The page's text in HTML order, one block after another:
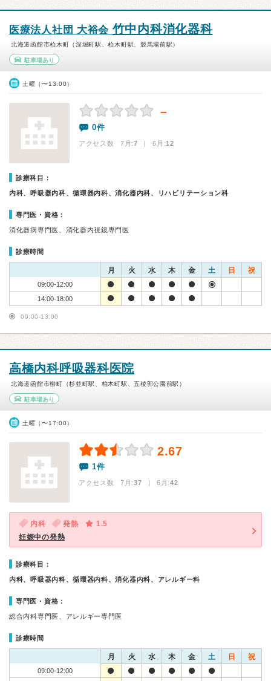
医療法人社団 大裕会 竹中内科消化器科
北海道函館市柏木町（深堀町駅、柏木町駅、競馬場前駅）
駐車場あり
土曜（〜13:00）
－
0件
アクセス数 7月:7 | 6月:12
診療科目：
内科、呼吸器内科、循環器内科、消化器内科、リハビリテーション科
専門医・資格：
消化器病専門医、消化器内視鏡専門医
診療時間
月 火 水 木 金 土 日 祝
09:00-12:00
14:00-18:00
09:00-13:00
高橋内科呼吸器科医院
北海道函館市柳町（杉並町駅、柏木町駅、五稜郭公園前駅）
駐車場あり
土曜（〜17:00）
2.67
1件
アクセス数 7月:37 | 6月:42
内科 発熱
1.5
妊娠中の発熱
診療科目：
内科、呼吸器内科、循環器内科、消化器内科、アレルギー科
専門医・資格：
総合内科専門医、アレルギー専門医
診療時間
月 火 水 木 金 土 日 祝
09:00-12:00